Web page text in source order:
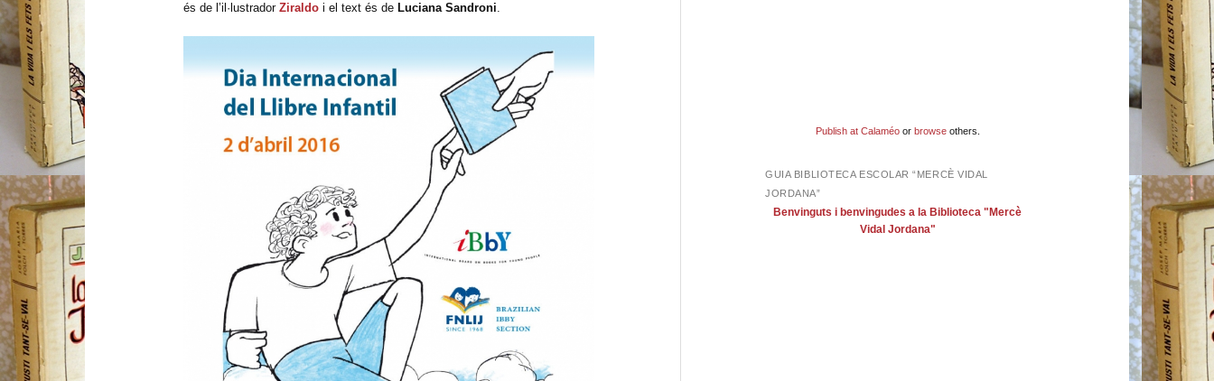
és de l’il·lustradorZiraldo i el text és de Luciana Sandroni.
Publish at Calaméoor browseothers.
GUIA BIBLIOTECA ESCOLAR “MERCÈ VIDAL
JORDANA”
Benvinguts i benvingudes a la Biblioteca "Mercè
Vidal Jordana"